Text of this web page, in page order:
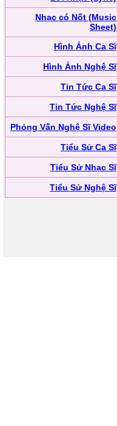
Nhạc có Nốt (Music
Sheet)
Hình Ảnh Ca Sĩ
Hình Ảnh Nghệ Sĩ
Tin Tức Ca Sĩ
Tin Tức Nghệ Sĩ
Phỏng Vấn Nghệ Sĩ Video
Tiểu Sử Ca Sĩ
Tiểu Sử Nhạc Sĩ
Tiểu Sử Nghệ Sĩ